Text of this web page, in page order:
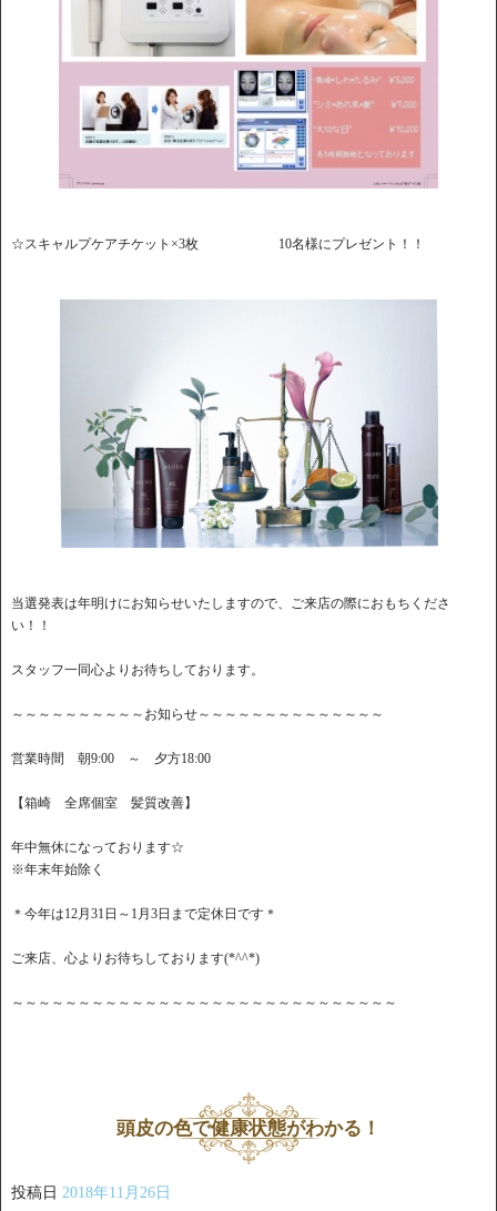
☆スキャルプケアチケット×3枚 10名様にプレゼント！！
当選発表は年明けにお知らせいたしますので、ご来店の際におもちくださ
い！！
スタッフ一同心よりお待ちしております。
～～～～～～～～～～お知らせ～～～～～～～～～～～～～～
営業時間 朝9:00 ～ 夕方18:00
【箱崎 全席個室 髪質改善】
年中無休になっております☆
※年末年始除く
＊今年は12月31日～1月3日まで定休日です＊
ご来店、心よりお待ちしております(*^^*)
～～～～～～～～～～～～～～～～～～～～～～～～～～～～～
頭皮の色で健康状態がわかる！
投稿日 2018年11月26日